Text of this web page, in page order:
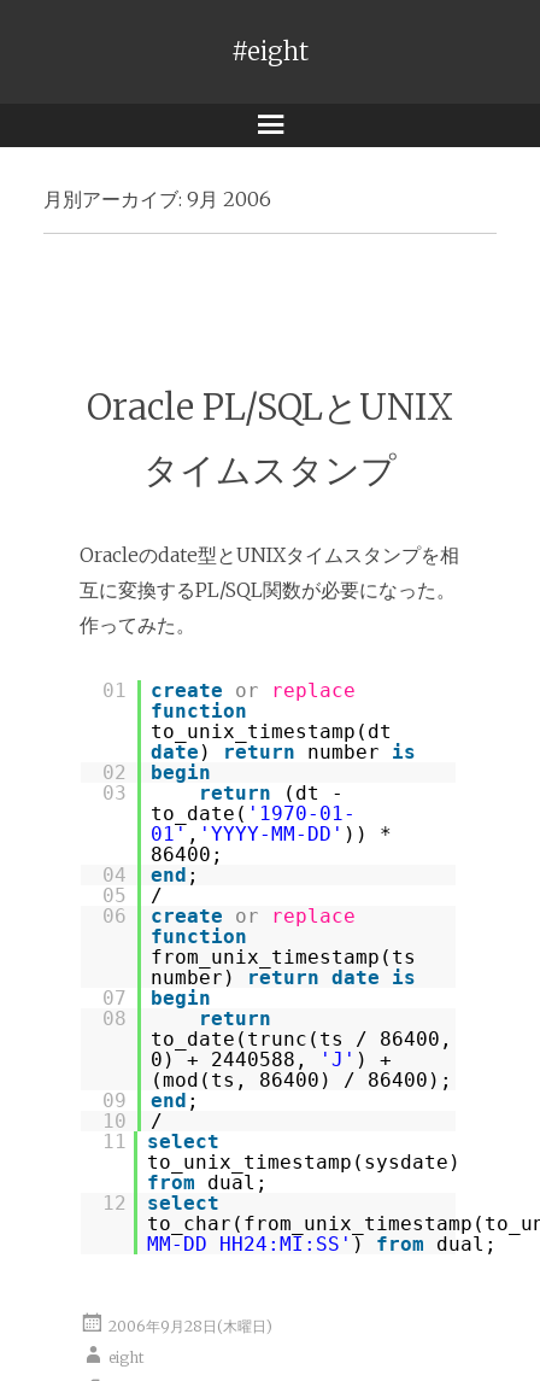
#eight
メ
ュ
ー
月別アーカイブ: 9月 2006
Oracle PL/SQLとUNIX
タイムスタンプ
Oracleのdate型とUNIXタイムスタンプを相
互に変換するPL/SQL関数が必要になった。
作ってみた。
01 create or
replace
function
to_unix_timestamp(dt
date ) return number is
02
begin
03
return
(dt -
to_date( '1970-01-
01' , 'YYYY-MM-DD' )) *
86400;
04
end ;
05
/
06
create or
replace
function
from_unix_timestamp(ts
number)
return date
is
07
begin
08
return
to_date(trunc(ts / 86400,
0) + 2440588,
'J' ) +
(mod(ts, 86400) / 86400);
09
end ;
10
/
11
select
to_unix_timestamp(sysdate)
from
dual;
12
select
MM-DD HH24:MI:SS' ) from dual;
2006年9月28日(木曜日)
eight